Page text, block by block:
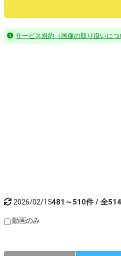
サービス規約（画像の取り扱いにつ
2026/02/15481～510件 / 全
動画のみ